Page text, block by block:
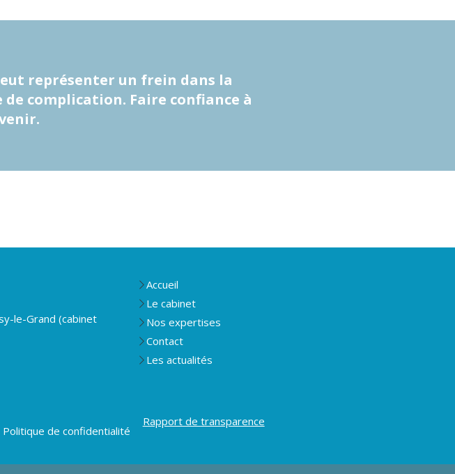
représenter un frein dans la
complication. Faire confiance à
le-Grand (cabinet
Accueil
Le cabinet
Nos expertises
Contact
Les actualités
Politique de confidentialité
Rapport de transparence